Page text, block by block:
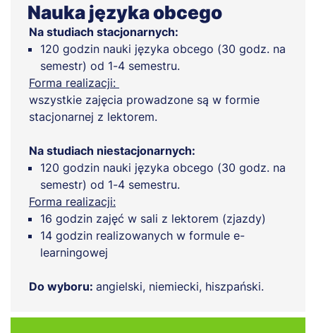
Nauka języka obcego
Na studiach stacjonarnych:
120 godzin nauki języka obcego (30 godz. na
semestr) od 1-4 semestru.
Forma realizacji:
wszystkie zajęcia prowadzone są w formie
stacjonarnej z lektorem.
Na studiach niestacjonarnych:
120 godzin nauki języka obcego (30 godz. na
semestr) od 1-4 semestru.
Forma realizacji:
16 godzin zajęć w sali z lektorem (zjazdy)
14 godzin realizowanych w formule e-
learningowej
Do wyboru: angielski, niemiecki, hiszpański.